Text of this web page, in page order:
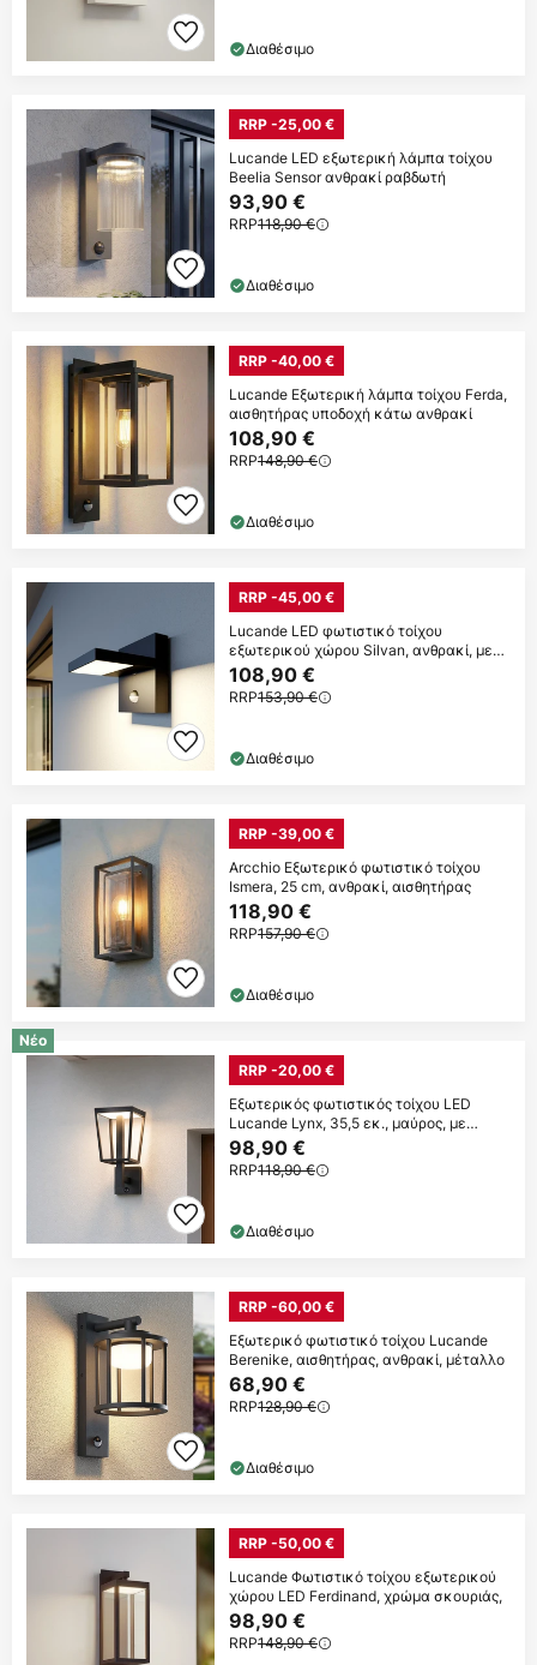
Διαθέσιμο
RRP -25,00 €
Lucande LED εξωτερική λάμπα τοίχου
Beelia Sensor ανθρακί ραβδωτή
93,90 €
RRP118,90 €
Διαθέσιμο
RRP -40,00 €
Lucande Εξωτερική λάμπα τοίχου Ferda,
αισθητήρας υποδοχή κάτω ανθρακί
108,90 €
RRP148,90 €
Διαθέσιμο
RRP -45,00 €
Lucande LED φωτιστικό τοίχου
εξωτερικού χώρου Silvan, ανθρακί, με
αισθητήρα,
108,90 €
RRP153,90 €
Διαθέσιμο
RRP -39,00 €
Arcchio Εξωτερικό φωτιστικό τοίχου
Ismera, 25 cm, ανθρακί, αισθητήρας
118,90 €
RRP157,90 €
Διαθέσιμο
Νέο
RRP -20,00 €
Εξωτερικός φωτιστικός τοίχου LED
Lucande Lynx, 35,5 εκ., μαύρος, με
αισθητήρα
98,90 €
RRP118,90 €
Διαθέσιμο
RRP -60,00 €
Εξωτερικό φωτιστικό τοίχου Lucande
Berenike, αισθητήρας, ανθρακί, μέταλλο
68,90 €
RRP128,90 €
Διαθέσιμο
RRP -50,00 €
Lucande Φωτιστικό τοίχου εξωτερικού
χώρου LED Ferdinand, χρώμα σκουριάς,
98,90 €
RRP148,90 €